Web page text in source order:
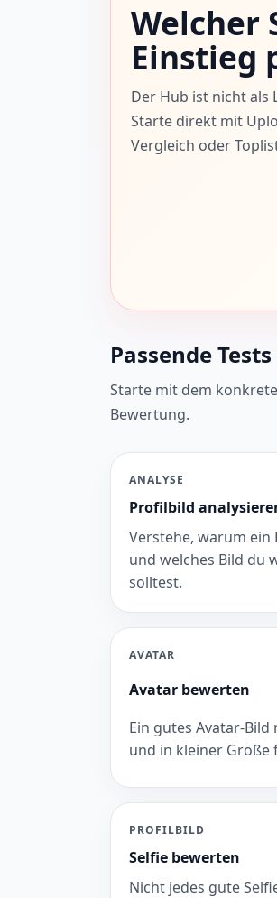
Welcher
Einstieg
Der Hub ist nicht als
Starte direkt mit
Vergleich oder
Passende
Starte mit dem
Bewertung.
ANALYSE
Profilbild
Verstehe, warum
und welches Bild du
solltest.
AVATAR
Avatar bewerten
Ein gutes Avatar-Bild
und in kleiner Größe
PROFILBILD
Selfie bewerten
Nicht jedes gute